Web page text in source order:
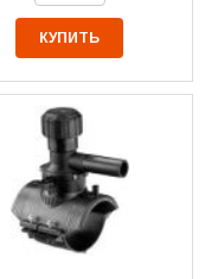
КУПИТЬ